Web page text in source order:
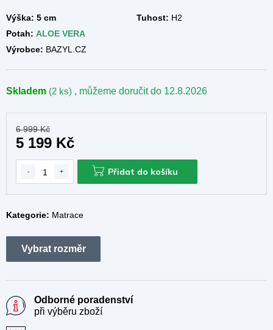
Skladem (2 ks) , můžeme doručit do 12.8.2026
Výška: 5 cm Tuhost: H2
Potah: ALOE VERA
Výrobce: BAZYL.CZ
Kategorie: Matrace
6 999 Kč
5 199 Kč
Přidat do košíku
Odborné poradenství
při výběru zboží